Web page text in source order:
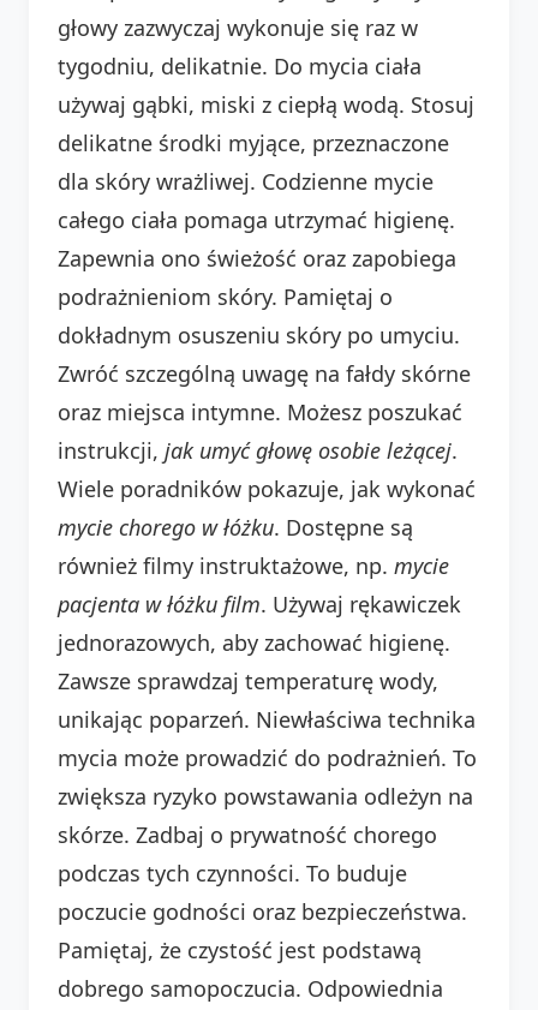
głowy zazwyczaj wykonuje się raz w
tygodniu, delikatnie. Do mycia ciała
używaj gąbki, miski z ciepłą wodą. Stosuj
delikatne środki myjące, przeznaczone
dla skóry wrażliwej. Codzienne mycie
całego ciała pomaga utrzymać higienę.
Zapewnia ono świeżość oraz zapobiega
podrażnieniom skóry. Pamiętaj o
dokładnym osuszeniu skóry po umyciu.
Zwróć szczególną uwagę na fałdy skórne
oraz miejsca intymne. Możesz poszukać
instrukcji, jak umyć głowę osobie leżącej.
Wiele poradników pokazuje, jak wykonać
mycie chorego w łóżku. Dostępne są
również filmy instruktażowe, np. mycie
pacjenta w łóżku film. Używaj rękawiczek
jednorazowych, aby zachować higienę.
Zawsze sprawdzaj temperaturę wody,
unikając poparzeń. Niewłaściwa technika
mycia może prowadzić do podrażnień. To
zwiększa ryzyko powstawania odleżyn na
skórze. Zadbaj o prywatność chorego
podczas tych czynności. To buduje
poczucie godności oraz bezpieczeństwa.
Pamiętaj, że czystość jest podstawą
dobrego samopoczucia. Odpowiednia